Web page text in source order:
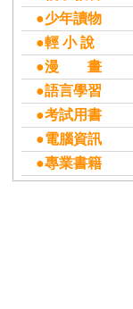
●少年讀物
●輕 小 說
●漫 畫
●語言學習
●考試用書
●電腦資訊
●專業書籍